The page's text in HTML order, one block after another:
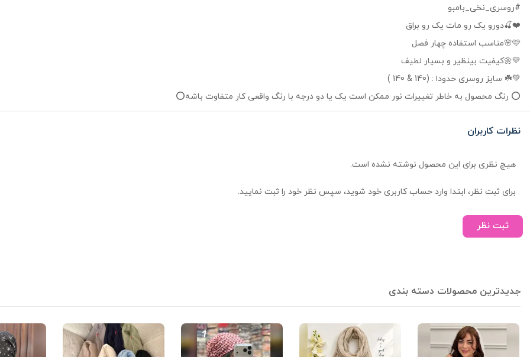
#روسری_نخی_بامبو
❤️🍒دورو یک رو مات یک رو براق
🩷🌸مناسب استفاده چهار فصل
💛🌼کیفیت بینظیر و بسیار لطیف
💚☘️ سایز روسری حدودا : (140 & 140 )
⭕ رنگ محصول به خاطر تغییرات نور ممکن است یک یا دو درجه با رنگ واقعی کار متفاوت باشه⭕
نظرات کاربران
هیچ نظری برای این محصول نوشته نشده است.
برای ثبت نظر، ابتدا وارد حساب کاربری خود شوید، سپس نظر خود را ثبت نمایید.
ثبت نظر
جدیدترین محصولات دسته بندی